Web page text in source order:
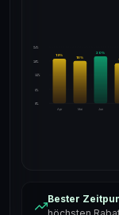
24%
18%
12%
6%
0%
Apr
19%
Mai
18%
Jun
20%
Bester